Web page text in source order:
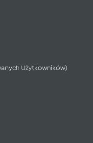
Użytkowników)